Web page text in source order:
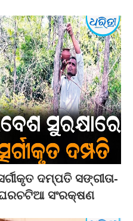
ଦମ୍ପତି ସଙ୍ଗୀତା-
ସଂରକ୍ଷଣ